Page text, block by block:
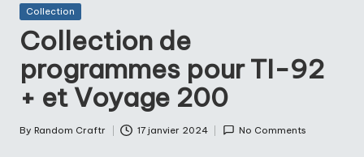
o
m
C
r
a
Posted
Collection
Collection de
programmes pour TI-92
+ et Voyage 200
Posted
By Random Craftr 17 janvier 2024 No Comments